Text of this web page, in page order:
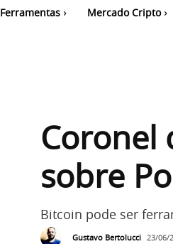
Ferramentas Mercado Cripto
Coronel
sobre
Bitcoin pode ser
Gustavo Bertolucci 23/06/